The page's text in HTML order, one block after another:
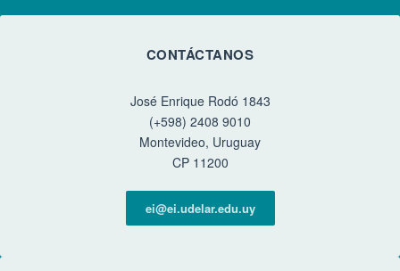
CONTÁCTANOS
José Enrique Rodó 1843
(+598) 2408 9010
Montevideo, Uruguay
CP 11200
ei@ei.udelar.edu.uy